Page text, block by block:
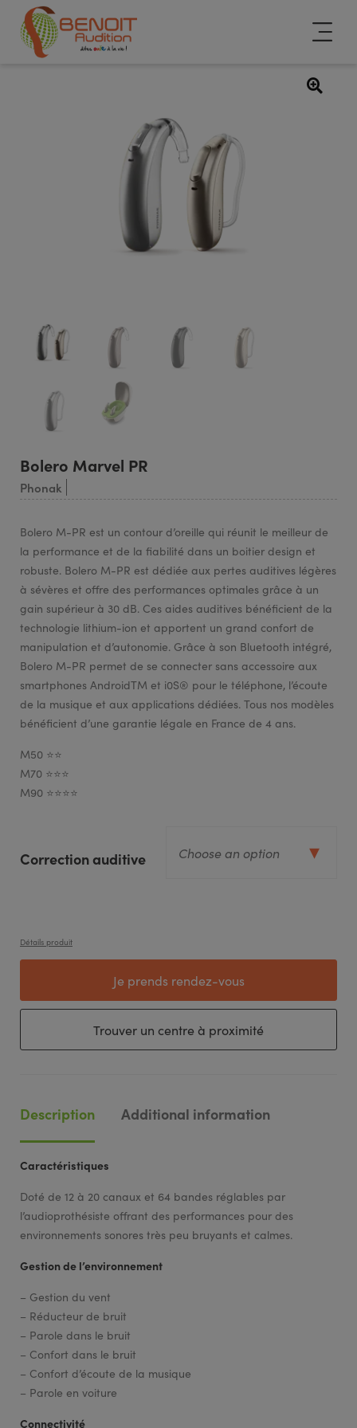
Bolero Marvel PR
Phonak
Bolero M-PR est un contour d’oreille qui réunit le meilleur de
la performance et de la fiabilité dans un boitier design et
robuste. Bolero M-PR est dédiée aux pertes auditives légères
à sévères et offre des performances optimales grâce à un
gain supérieur à 30 dB. Ces aides auditives bénéficient de la
technologie lithium-ion et apportent un grand confort de
manipulation et d’autonomie. Grâce à son Bluetooth intégré,
Bolero M-PR permet de se connecter sans accessoire aux
smartphones AndroidTM et i0S® pour le téléphone, l’écoute
de la musique et aux applications dédiées. Tous nos modèles
bénéficient d’une garantie légale en France de 4 ans.
M50 ⭐⭐
M70 ⭐⭐⭐
M90 ⭐⭐⭐⭐
Correction auditive
Détails produit
Je prends rendez-vous
Trouver un centre à proximité
Description Additional information
Caractéristiques
Doté de 12 à 20 canaux et 64 bandes réglables par
l’audioprothésiste offrant des performances pour des
environnements sonores très peu bruyants et calmes.
Gestion de l’environnement
– Gestion du vent
– Réducteur de bruit
– Parole dans le bruit
– Confort dans le bruit
– Confort d’écoute de la musique
– Parole en voiture
Connectivité